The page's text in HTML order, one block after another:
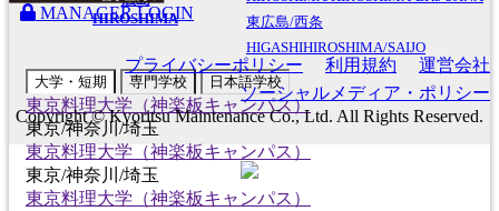
HIROSHIMA
東広島/西条
HIGASHIHIROSHIMA/SAIJO
大学・短期 専門学校 日本語学校
東京料理大学（神楽板キャンパス）
東京/神奈川/埼玉
東京料理大学（神楽板キャンパス）
東京/神奈川/埼玉
東京料理大学（神楽板キャンパス）
MANAGER LOGIN
プライバシーポリシー 利用規約
運営会社
ソーシャルメディア・ポリシー
Copyright © Kyoritsu Maintenance Co., Ltd. All Rights Reserved.